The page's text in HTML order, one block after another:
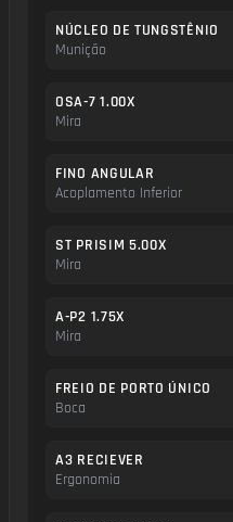
NÚCLEO DE TUNGSTÊNIO
Munição
OSA-7 1.00X
Mira
FINO ANGULAR
Acoplamento Inferior
ST PRISIM 5.00X
Mira
A-P2 1.75X
Mira
FREIO DE PORTO ÚNICO
Boca
A3 RECIEVER
Ergonomia